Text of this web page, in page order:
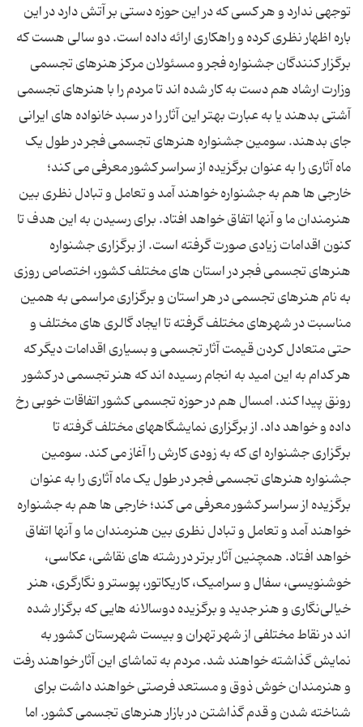
توجهی ندارد و هر کسی که در این حوزه دستی بر آتش دارد در این
باره اظهار نظری کرده و راهکاری ارائه داده است. دو سالی هست که
برگزار کنندگان جشنواره فجر و مسئولان مرکز هنرهای تجسمی
وزارت ارشاد هم دست به کار شده اند تا مردم را با هنرهای تجسمی
آشتی بدهند یا به عبارت بهتر این آثار را در سبد خانواده های ایرانی
جای بدهند. سومین جشنواره هنرهای تجسمی فجر در طول یک
ماه آثاری را به عنوان برگزیده از سراسر کشور معرفی می کند؛
خارجی ها هم به جشنواره خواهند آمد و تعامل و تبادل نظری بین
هنرمندان ما و آنها اتفاق خواهد افتاد. برای رسیدن به این هدف تا
کنون اقدامات زیادی صورت گرفته است. از برگزاری جشنواره
هنرهای تجسمی فجر در استان های مختلف کشور، اختصاص روزی
به نام هنرهای تجسمی در هر استان و برگزاری مراسمی به همین
مناسبت در شهرهای مختلف گرفته تا ایجاد گالری های مختلف و
حتی متعادل کردن قیمت آثار تجسمی و بسیاری اقدامات دیگر که
هر کدام به این امید به انجام رسیده اند که هنر تجسمی در کشور
رونق پیدا کند. امسال هم در حوزه تجسمی کشور اتفاقات خوبی رخ
داده و خواهد داد. از برگزاری نمایشگاههای مختلف گرفته تا
برگزاری جشنواره ای که به زودی کارش را آغاز می کند. سومین
جشنواره هنرهای تجسمی فجر در طول یک ماه آثاری را به عنوان
برگزیده از سراسر کشور معرفی می کند؛ خارجی ها هم به جشنواره
خواهند آمد و تعامل و تبادل نظری بین هنرمندان ما و آنها اتفاق
خواهد افتاد. همچنین آثار برتر در رشته های نقاشی، عکاسی،
خوشنویسی، سفال و سرامیک، کاریکاتور، پوستر و نگارگری، هنر
خیالی‌نگاری و هنر جدید و برگزیده دوسالانه هایی که برگزار شده
اند در نقاط مختلفی از شهر تهران و بیست شهرستان کشور به
نمایش گذاشته خواهند شد. مردم به تماشای این آثار خواهند رفت
و هنرمندان خوش ذوق و مستعد فرصتی خواهند داشت برای
شناخته شدن و قدم گذاشتن در بازار هنرهای تجسمی کشور. اما